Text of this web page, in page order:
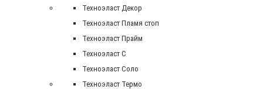
Техноэласт Декор
Техноэласт Пламя стоп
Техноэласт Прайм
Техноэласт С
Техноэласт Соло
Техноэласт Термо